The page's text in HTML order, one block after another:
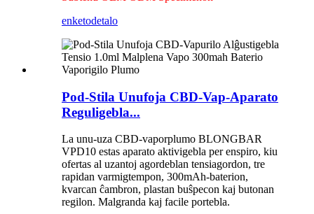
enketodetalo
Pod-Stila Unufoja CBD-Vap-Aparato
Reguligebla...
La unu-uza CBD-vaporplumo BLONGBAR
VPD10 estas aparato aktivigebla per enspiro, kiu
ofertas al uzantoj agordeblan tensiagordon, tre
rapidan varmigtempon, 300mAh-baterion,
kvarcan ĉambron, plastan buŝpecon kaj butonan
regilon. Malgranda kaj facile portebla.